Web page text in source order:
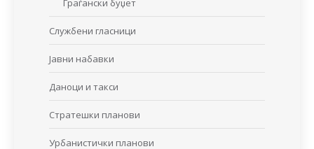
Граѓански буџет
Службени гласници
Јавни набавки
Даноци и такси
Стратешки планови
Урбанистички планови